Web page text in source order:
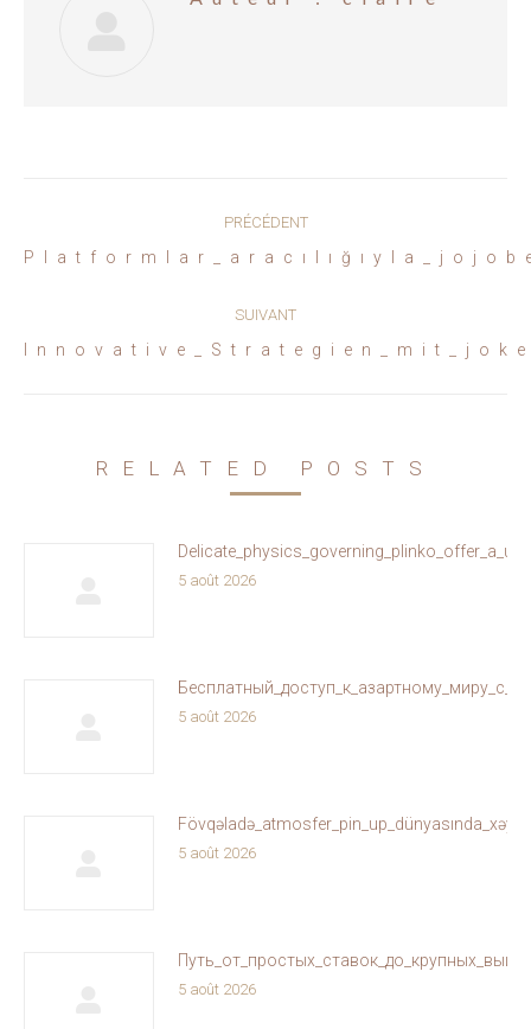
PRÉCÉDENT
Article
:
SUIVANT
Article
RELATED POSTS
5 août 2026
5 août 2026
5 août 2026
5 août 2026